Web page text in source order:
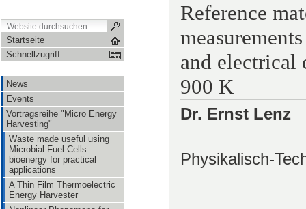
Startseite
Schnellzugriff
News
Events
Vortragsreihe "Micro Energy
Harvesting"
Waste made useful using
Microbial Fuel Cells:
bioenergy for practical
applications
A Thin Film Thermoelectric
Energy Harvester
Reference
and
900 K
Dr. Ernst Lenz
Physikalisch-